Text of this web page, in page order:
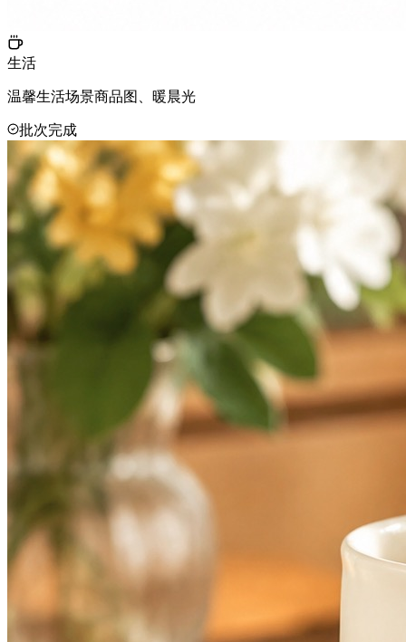
生活
温馨生活场景商品图、暖晨光
批次完成